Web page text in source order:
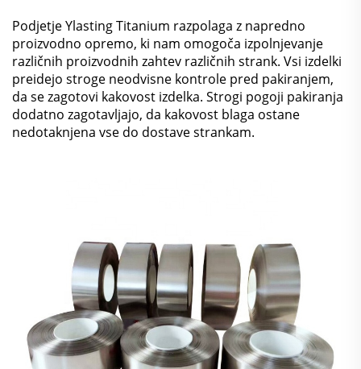
Podjetje Ylasting Titanium razpolaga z napredno
proizvodno opremo, ki nam omogoča izpolnjevanje
različnih proizvodnih zahtev različnih strank. Vsi izdelki
preidejo stroge neodvisne kontrole pred pakiranjem,
da se zagotovi kakovost izdelka. Strogi pogoji pakiranja
dodatno zagotavljajo, da kakovost blaga ostane
nedotaknjena vse do dostave strankam.